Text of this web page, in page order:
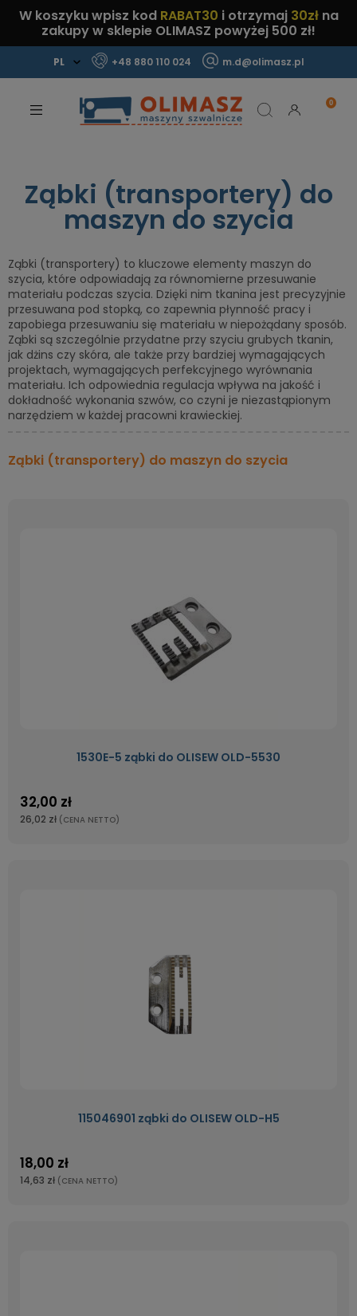
W koszyku wpisz kod RABAT30 i otrzymaj 30złna
zakupy w sklepie OLIMASZ powyżej 500 zł!
+48 880 110 024 m.d@olimasz.pl
Sprawdź!
Ząbki (transportery) do
maszyn do szycia
Ząbki (transportery) to kluczowe elementy maszyn do
szycia, które odpowiadają za równomierne przesuwanie
materiału podczas szycia. Dzięki nim tkanina jest precyzyjnie
przesuwana pod stopką, co zapewnia płynność pracy i
zapobiega przesuwaniu się materiału w niepożądany sposób.
Ząbki są szczególnie przydatne przy szyciu grubych tkanin,
jak dżins czy skóra, ale także przy bardziej wymagających
projektach, wymagających perfekcyjnego wyrównania
materiału. Ich odpowiednia regulacja wpływa na jakość i
dokładność wykonania szwów, co czyni je niezastąpionym
narzędziem w każdej pracowni krawieckiej.
Ząbki (transportery) do maszyn do szycia
1530E-5 ząbki do OLISEW OLD-5530
32,00 zł
26,02 zł (CENA NETTO)
115046901 ząbki do OLISEW OLD-H5
18,00 zł
14,63 zł (CENA NETTO)